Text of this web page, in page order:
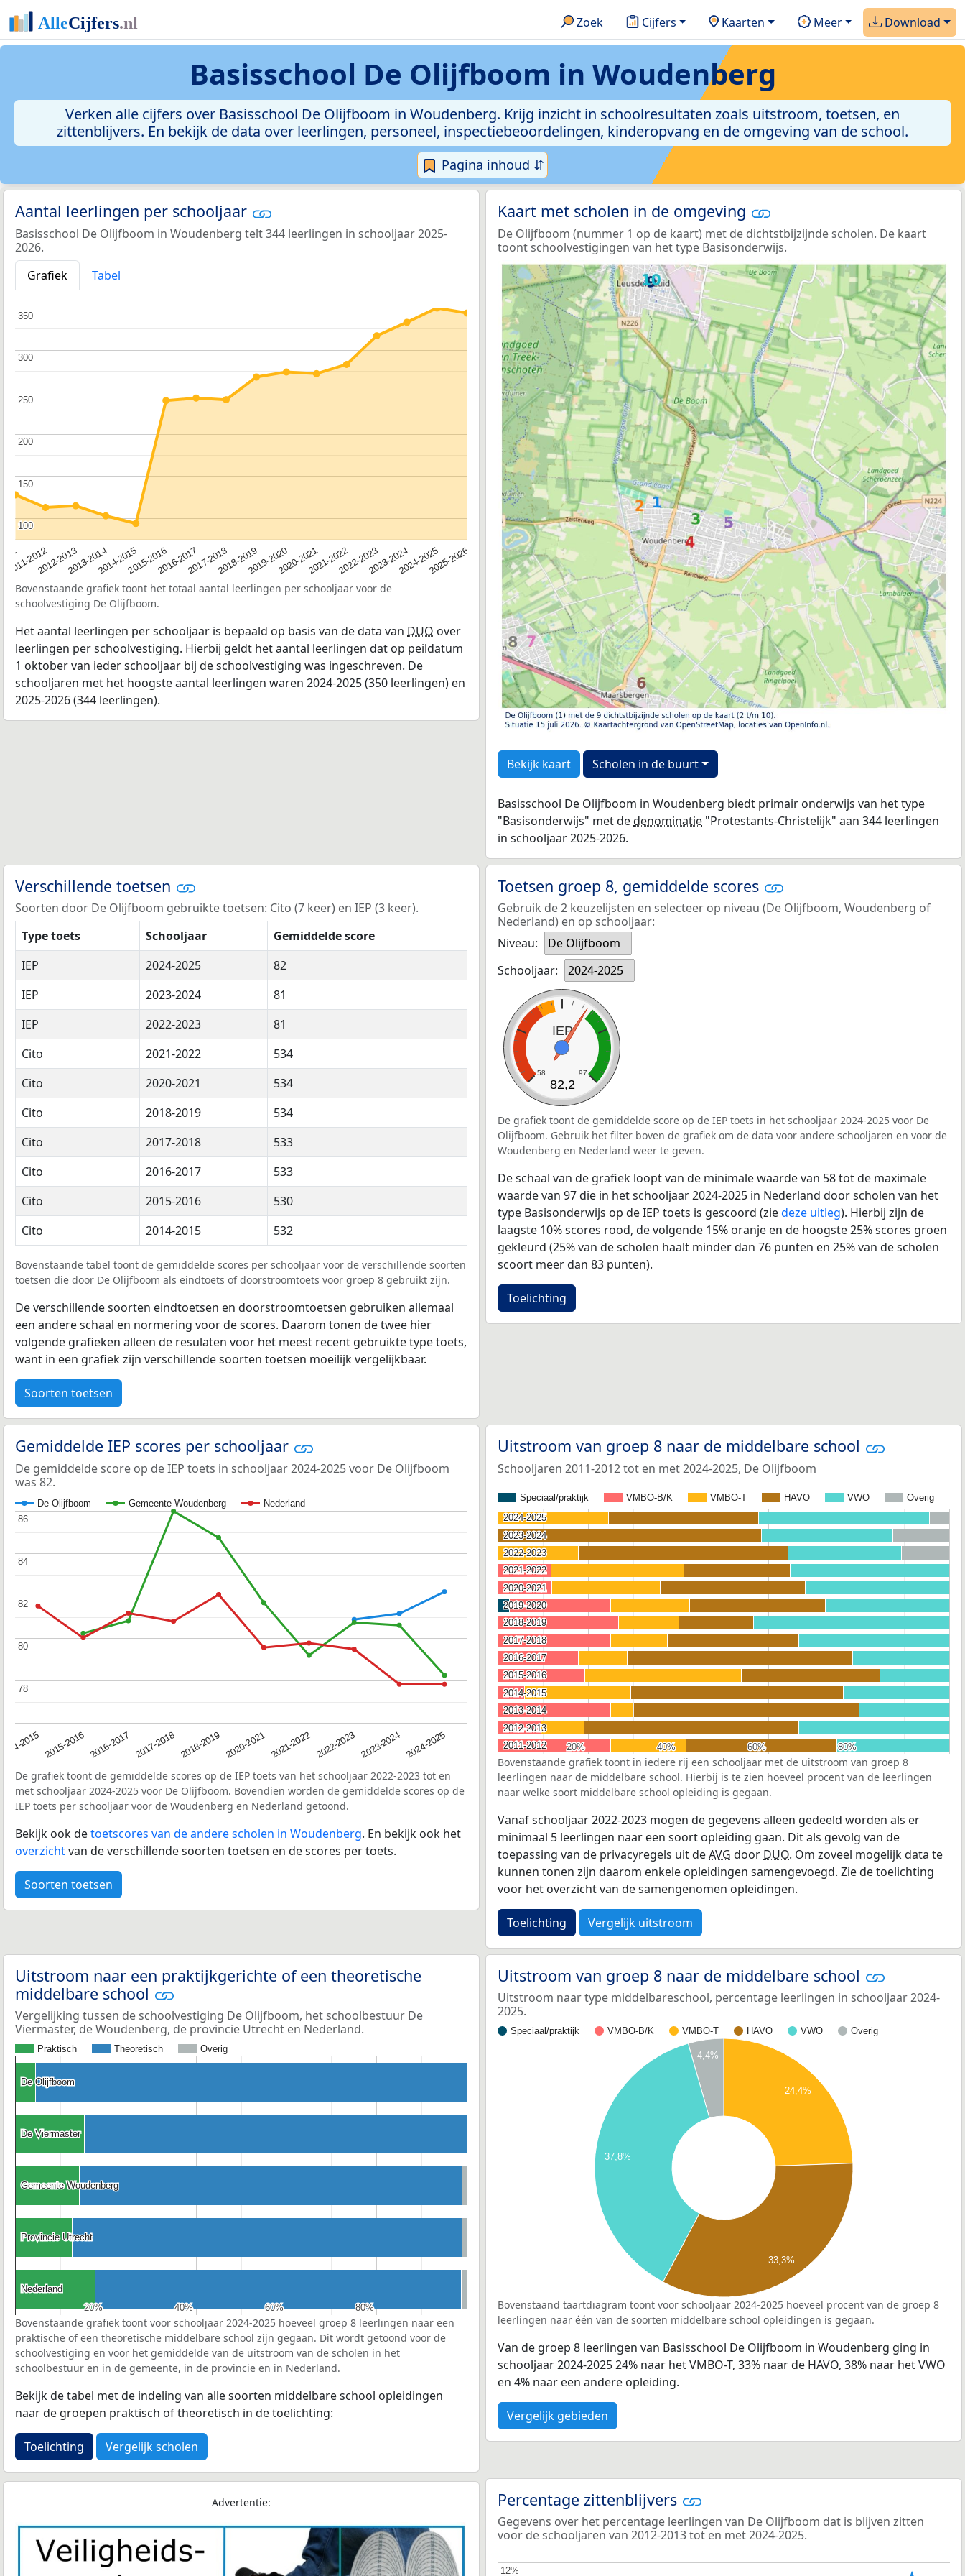
Zoek Cijfers Kaarten Meer Download
Basisschool De Olijfboom in Woudenberg
Verken alle cijfers over Basisschool De Olijfboom in Woudenberg. Krijg inzicht in schoolresultaten zoals uitstroom, toetsen, en
zittenblijvers. En bekijk de data over leerlingen, personeel, inspectiebeoordelingen, kinderopvang en de omgeving van de school.
Pagina inhoud ⇵
Aantal leerlingen per schooljaar
Basisschool De Olijfboom in Woudenberg telt 344 leerlingen in schooljaar 2025-
2026.
Grafiek
Tabel
2011-20122012-20132013-20142014-20152015-20162016-20172017-20182018-20192019-20202020-20212021-20222022-20232023-20242024-20252025-2026
100
100
150
150
200
200
250
250
300
300
350
350
Bovenstaande grafiek toont het totaal aantal leerlingen per schooljaar voor de
schoolvestiging De Olijfboom.
Het aantal leerlingen per schooljaar is bepaald op basis van de data van DUO over
leerlingen per schoolvestiging. Hierbij geldt het aantal leerlingen dat op peildatum
1 oktober van ieder schooljaar bij de schoolvestiging was ingeschreven. De
schooljaren met het hoogste aantal leerlingen waren 2024-2025 (350 leerlingen) en
2025-2026 (344 leerlingen).
Kaart met scholen in de omgeving
De Olijfboom (nummer 1 op de kaart) met de dichtstbijzijnde scholen. De kaart
toont schoolvestigingen van het type Basisonderwijs.
Bekijk kaart Scholen in de buurt
Basisschool De Olijfboom in Woudenberg biedt primair onderwijs van het type
"Basisonderwijs" met dedenominatie "Protestants-Christelijk" aan 344 leerlingen
in schooljaar 2025-2026.
Verschillende toetsen
Soorten door De Olijfboom gebruikte toetsen: Cito (7 keer) en IEP (3 keer).
Type toets
Schooljaar
Gemiddelde score
IEP
2024-2025
82
IEP
2023-2024
81
IEP
2022-2023
81
Cito
2021-2022
534
Cito
2020-2021
534
Cito
2018-2019
534
Cito
2017-2018
533
Cito
2016-2017
533
Cito
2015-2016
530
Cito
2014-2015 532
Bovenstaande tabel toont de gemiddelde scores per schooljaar voor de verschillende soorten
toetsen die door De Olijfboom als eindtoets of doorstroomtoets voor groep 8 gebruikt zijn.
De verschillende soorten eindtoetsen en doorstroomtoetsen gebruiken allemaal
een andere schaal en normering voor de scores. Daarom tonen de twee hier
volgende grafieken alleen de resulaten voor het meest recent gebruikte type toets,
want in een grafiek zijn verschillende soorten toetsen moeilijk vergelijkbaar.
Soorten toetsen
Toetsen groep 8, gemiddelde scores
Gebruik de 2 keuzelijsten en selecteer op niveau (De Olijfboom, Woudenberg of
Nederland) en op schooljaar:
Niveau:
De Olijfboom
Schooljaar:
2024-2025
IEP
58 97
82,2
De grafiek toont de gemiddelde score op de IEP toets in het schooljaar 2024-2025 voor De
Olijfboom. Gebruik het filter boven de grafiek om de data voor andere schooljaren en voor de
Woudenberg en Nederland weer te geven.
De schaal van de grafiek loopt van de minimale waarde van 58 tot de maximale
waarde van 97 die in het schooljaar 2024-2025 in Nederland door scholen van het
type Basisonderwijs op de IEP toets is gescoord (ziedeze uitleg). Hierbij zijn de
laagste 10% scores rood, de volgende 15% oranje en de hoogste 25% scores groen
gekleurd (25% van de scholen haalt minder dan 76 punten en 25% van de scholen
scoort meer dan 83 punten).
Toelichting
Gemiddelde IEP scores per schooljaar
De gemiddelde score op de IEP toets in schooljaar 2024-2025 voor De Olijfboom
was 82.
De Olijfboom Gemeente Woudenberg Nederland
2015 2015-2016 2016-2017 2017-2018 2018-2019 2020-20212021-20222022-2023 2023-2024 2024-2025
78
78
80
80
82
82
84
84
86
86
De grafiek toont de gemiddelde scores op de IEP toets van het schooljaar 2022-2023 tot en
met schooljaar 2024-2025 voor De Olijfboom. Bovendien worden de gemiddelde scores op de
IEP toets per schooljaar voor de Woudenberg en Nederland getoond.
Bekijk ook detoetscores van de andere scholen in Woudenberg. En bekijk ook het
overzichtvan de verschillende soorten toetsen en de scores per toets.
Soorten toetsen
Uitstroom van groep 8 naar de middelbare school
Schooljaren 2011-2012 tot en met 2024-2025, De Olijfboom
Speciaal/praktijk VMBO-B/K VMBO-T HAVO VWO Overig
20%
20% 40%
40% 60%
60% 80%
80%
2024-2025
2024-2025
2023-2024
2023-2024
2022-2023
2022-2023
2021-2022
2021-2022
2020-2021
2020-2021
2019-2020
2019-2020
2018-2019
2018-2019
2017-2018
2017-2018
2016-2017
2016-2017
2015-2016
2015-2016
2014-2015
2014-2015
2013-2014
2013-2014
2012-2013
2012-2013
2011-2012
2011-2012
Bovenstaande grafiek toont in iedere rij een schooljaar met de uitstroom van groep 8
leerlingen naar de middelbare school. Hierbij is te zien hoeveel procent van de leerlingen
naar welke soort middelbare school opleiding is gegaan.
Vanaf schooljaar 2022-2023 mogen de gegevens alleen gedeeld worden als er
minimaal 5 leerlingen naar een soort opleiding gaan. Dit als gevolg van de
toepassing van de privacyregels uit deAVG door DUO. Om zoveel mogelijk data te
kunnen tonen zijn daarom enkele opleidingen samengevoegd. Zie de toelichting
voor het overzicht van de samengenomen opleidingen.
Toelichting Vergelijk uitstroom
Uitstroom naar een praktijkgerichte of een theoretische
middelbare school
Vergelijking tussen de schoolvestiging De Olijfboom, het schoolbestuur De
Viermaster, de Woudenberg, de provincie Utrecht en Nederland.
Praktisch Theoretisch Overig
20%
20% 40%
40% 60%
60% 80%
80%
De Olijfboom
De Olijfboom
De Viermaster
De Viermaster
Gemeente Woudenberg
Gemeente Woudenberg
Provincie Utrecht
Provincie Utrecht
Nederland
Nederland
Bovenstaande grafiek toont voor schooljaar 2024-2025 hoeveel groep 8 leerlingen naar een
praktische of een theoretische middelbare school zijn gegaan. Dit wordt getoond voor de
schoolvestiging en voor het gemiddelde van de uitstroom van de scholen in het
schoolbestuur en in de gemeente, in de provincie en in Nederland.
Bekijk de tabel met de indeling van alle soorten middelbare school opleidingen
naar de groepen praktisch of theoretisch in de toelichting:
Toelichting Vergelijk scholen
Uitstroom van groep 8 naar de middelbare school
Uitstroom naar type middelbareschool, percentage leerlingen in schooljaar 2024-
2025.
Speciaal/praktijk VMBO-B/K VMBO-T HAVO VWO Overig
24,4%
4,4%
37,8%
33,3%
Bovenstaand taartdiagram toont voor schooljaar 2024-2025 hoeveel procent van de groep 8
leerlingen naar één van de soorten middelbare school opleidingen is gegaan.
Van de groep 8 leerlingen van Basisschool De Olijfboom in Woudenberg ging in
schooljaar 2024-2025 24% naar het VMBO-T, 33% naar de HAVO, 38% naar het VWO
en 4% naar een andere opleiding.
Vergelijk gebieden
Advertentie: Percentage zittenblijvers
Gegevens over het percentage leerlingen van De Olijfboom dat is blijven zitten
voor de schooljaren van 2012-2013 tot en met 2024-2025.
12%
12%